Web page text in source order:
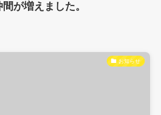
が増えました。
お知らせ